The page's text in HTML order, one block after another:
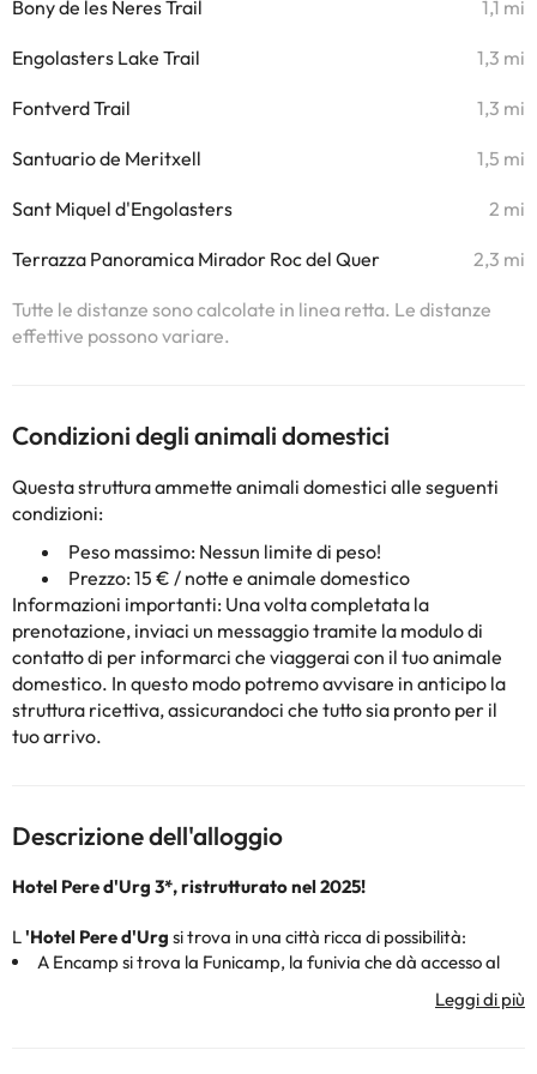
Bony de les Neres Trail 1,1 mi
Engolasters Lake Trail 1,3 mi
Fontverd Trail 1,3 mi
Santuario de Meritxell 1,5 mi
Sant Miquel d'Engolasters 2 mi
Terrazza Panoramica Mirador Roc del Quer 2,3 mi
Tutte le distanze sono calcolate in linea retta. Le distanze
effettive possono variare.
Condizioni degli animali domestici
Questa struttura ammette animali domestici alle seguenti
condizioni:
Peso massimo: Nessun limite di peso!
Prezzo: 15 € / notte e animale domestico
Informazioni importanti: Una volta completata la
prenotazione, inviaci un messaggio tramite la modulo di
contatto di per informarci che viaggerai con il tuo animale
domestico. In questo modo potremo avvisare in anticipo la
struttura ricettiva, assicurandoci che tutto sia pronto per il
tuo arrivo.
Descrizione dell'alloggio
Hotel Pere d'Urg 3*, ristrutturato nel 2025!
L'Hotel Pere d'Urg si trova in una città ricca di possibilità:
A Encamp si trova la Funicamp, la funivia che dà accesso al
settore Encamp della Grandvalira. Se vuoi andare a sciare a
Vallnord dovrai utilizzare il tuo veicolo o i mezzi pubblici.